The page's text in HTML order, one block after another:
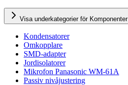
Visa underkategorier för Komponenter
Kondensatorer
Omkopplare
SMD-adapter
Jordisolatorer
Mikrofon Panasonic WM-61A
Passiv nivåjustering